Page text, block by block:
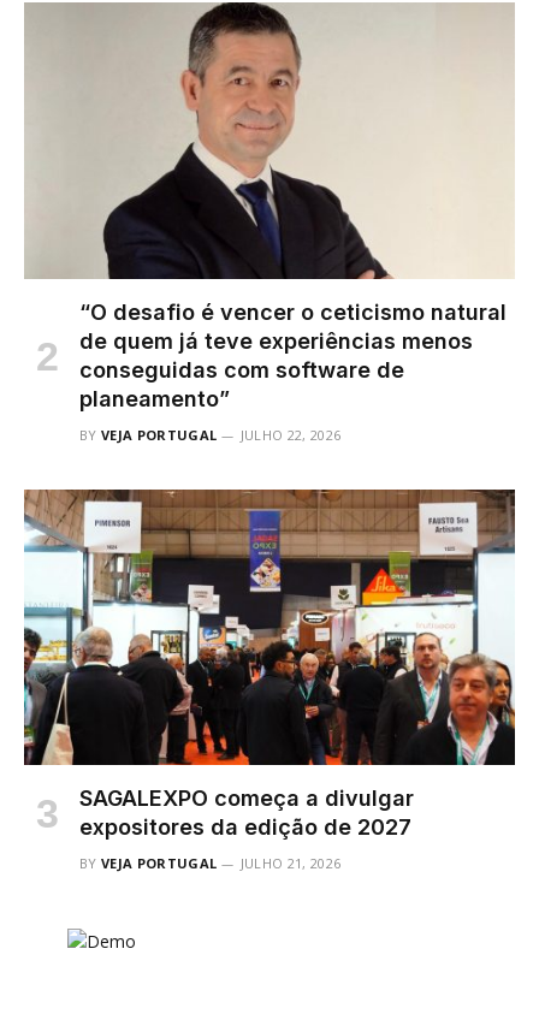
“O desafio é vencer o ceticismo natural
de quem já teve experiências menos
conseguidas com software de
planeamento”
BY VEJA PORTUGAL JULHO 22, 2026
SAGALEXPO começa a divulgar
expositores da edição de 2027
BY VEJA PORTUGAL JULHO 21, 2026